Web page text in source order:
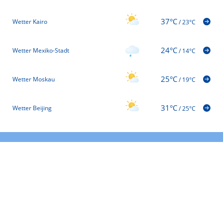
Wetter Kairo 37°C/23°C
Wetter Mexiko-Stadt 24°C/14°C
Wetter Moskau 25°C/19°C
Wetter Beijing 31°C/25°C